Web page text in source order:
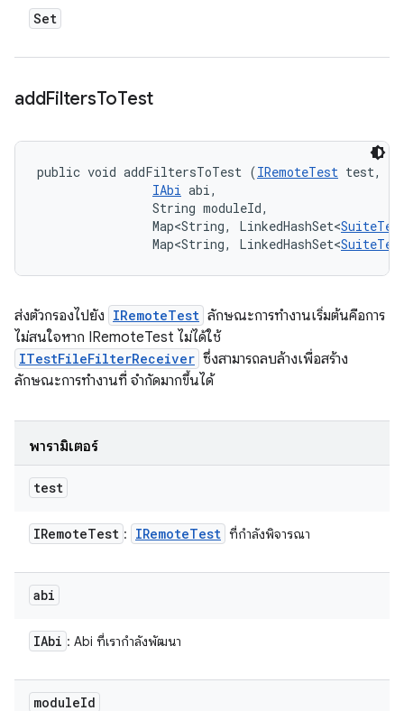
Set
addFiltersToTest
public void addFiltersToTest (IRemoteTest test,
IAbi abi,
                String moduleId,
                Map<String, LinkedHashSet<
                Map<String, LinkedHashSet<
ส่งตัวกรองไปยัง IRemoteTest ลักษณะการทำงานเริ่มต้นคือการ
ไม่สนใจหาก IRemoteTest ไม่ได้ใช้
ITestFileFilterReceiver ซึ่งสามารถลบล้างเพื่อสร้าง
ลักษณะการทำงานที่ จำกัดมากขึ้นได้
พารามิเตอร์
test
IRemoteTest : IRemoteTest ที่กำลังพิจารณา
abi
IAbi : Abi ที่เรากำลังพัฒนา
moduleId